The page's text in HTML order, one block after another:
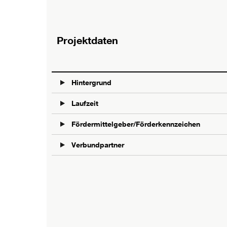
Projektdaten
Hintergrund
Laufzeit
Fördermittelgeber/Förderkennzeichen
Verbundpartner